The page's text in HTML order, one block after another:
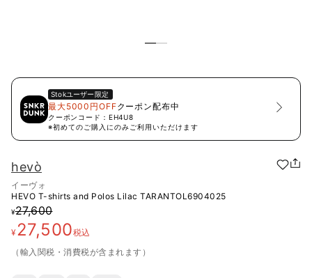
Stokユーザー限定
最大5000円OFFクーポン配布中
クーポンコード： EH4U8
※初めてのご購入にのみご利用いただけます
hevò
イーヴォ
HEVO T-shirts and Polos Lilac TARANTOL6904025
¥27,600
¥27,500税込
（輸入関税・消費税が含まれます）